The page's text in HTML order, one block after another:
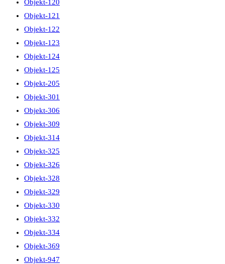
Objekt-120
Objekt-121
Objekt-122
Objekt-123
Objekt-124
Objekt-125
Objekt-205
Objekt-301
Objekt-306
Objekt-309
Objekt-314
Objekt-325
Objekt-326
Objekt-328
Objekt-329
Objekt-330
Objekt-332
Objekt-334
Objekt-369
Objekt-947